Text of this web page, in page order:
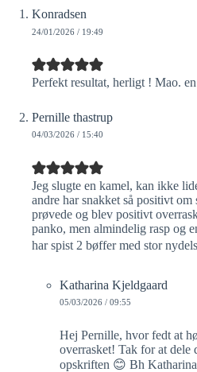
Konradsen
24/01/2026 / 19:49
Perfekt resultat, herligt ! Mao.
Pernille thastrup
04/03/2026 / 15:40
Jeg slugte en kamel, kan ikke
andre har snakket så positivt om
prøvede og blev positivt
panko, men almindelig rasp og
har spist 2 bøffer med stor
Katharina Kjeldgaard
05/03/2026 / 09:55
Hej Pernille, hvor fedt at
overrasket! Tak for at dele
opskriften 😊 Bh Katharina